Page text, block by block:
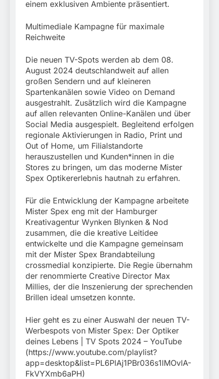
einem exklusiven Ambiente präsentiert.
Multimediale Kampagne für maximale
Reichweite
Die neuen TV-Spots werden ab dem 08.
August 2024 deutschlandweit auf allen
großen Sendern und auf kleineren
Spartenkanälen sowie Video on Demand
ausgestrahlt. Zusätzlich wird die Kampagne
auf allen relevanten Online-Kanälen und über
Social Media ausgespielt. Begleitend erfolgen
regionale Aktivierungen in Radio, Print und
Out of Home, um Filialstandorte
herauszustellen und Kunden*innen in die
Stores zu bringen, um das moderne Mister
Spex Optikererlebnis hautnah zu erfahren.
Für die Entwicklung der Kampagne arbeitete
Mister Spex eng mit der Hamburger
Kreativagentur Wynken Blynken & Nod
zusammen, die die kreative Leitidee
entwickelte und die Kampagne gemeinsam
mit der Mister Spex Brandabteilung
crossmedial konzipierte. Die Regie übernahm
der renommierte Creative Director Max
Millies, der die Inszenierung der sprechenden
Brillen ideal umsetzen konnte.
Hier geht es zu einer Auswahl der neuen TV-
Werbespots von Mister Spex: Der Optiker
deines Lebens | TV Spots 2024 – YouTube
(https://www.youtube.com/playlist?
app=desktop&list=PL6PlAj1PBr036s1lMOvlA-
FkVYXmb6aPH)